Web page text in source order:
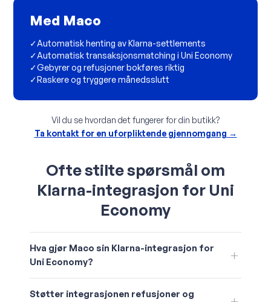
Med Maco
✓Automatisk henting av Klarna-settlements
✓Automatisk transaksjonsmatching i Uni Economy
✓Gebyrer og refusjoner bokføres riktig
✓Raskere og tryggere månedsslutt
Vil du se hvordan det fungerer for din butikk?
Ta kontakt for en uforpliktende gjennomgang →
Ofte stilte spørsmål om
Klarna-integrasjon for Uni
Economy
Hva gjør Maco sin Klarna-integrasjon for
Uni Economy?
Støtter integrasjonen refusjoner og